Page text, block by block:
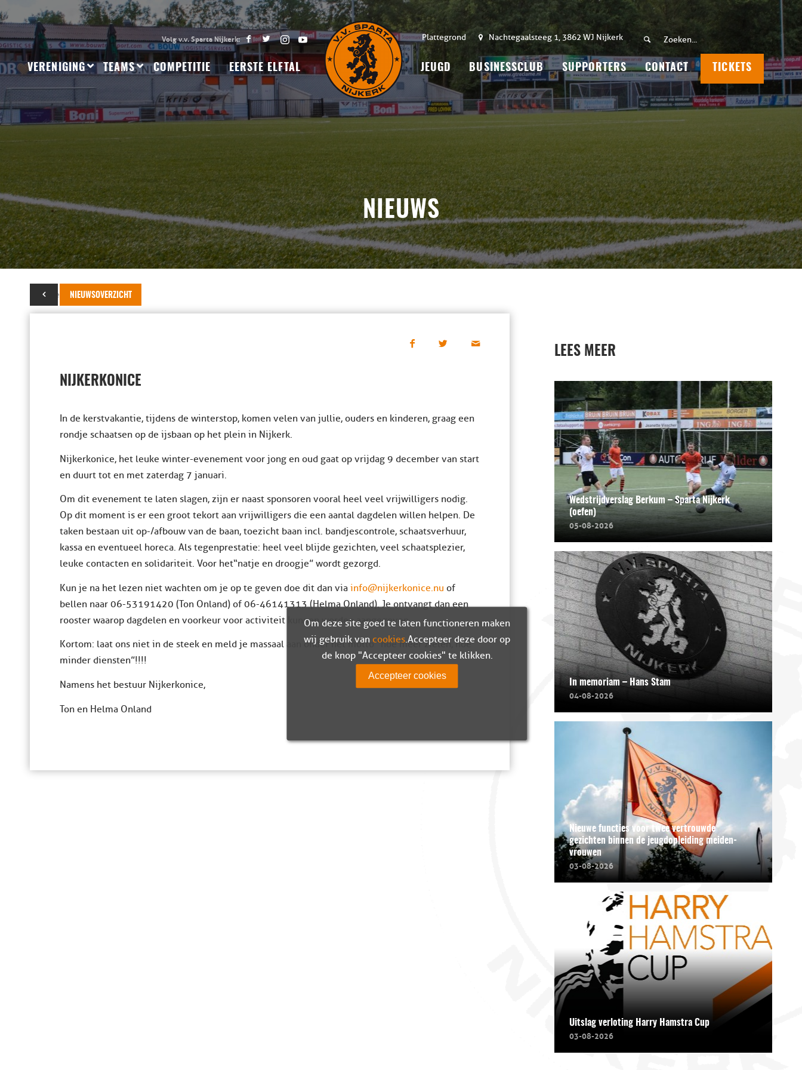
Plattegrond Nachtegaalsteeg 1, 3862 WJ Nijkerk
VERENIGING TEAMS COMPETITIE EERSTE ELFTAL JEUGD BUSINESSCLUB SUPPORTERS CONTACT TICKETS
NIEUWS
NIEUWSOVERZICHT
07 november 2016
NIJKERKONICE
In de kerstvakantie, tijdens de winterstop, komen velen van jullie, ouders en kinderen, graag een
rondje schaatsen op de ijsbaan op het plein in Nijkerk.
Nijkerkonice, het leuke winter-evenement voor jong en oud gaat op vrijdag 9 december van start
en duurt tot en met zaterdag 7 januari.
Om dit evenement te laten slagen, zijn er naast sponsoren vooral heel veel vrijwilligers nodig.
Op dit moment is er een groot tekort aan vrijwilligers die een aantal dagdelen willen helpen. De
taken bestaan uit op-/afbouw van de baan, toezicht baan incl. bandjescontrole, schaatsverhuur,
kassa en eventueel horeca. Als tegenprestatie: heel veel blijde gezichten, veel schaatsplezier,
leuke contacten en solidariteit. Voor het“natje en droogje” wordt gezorgd.
Kun je na het lezen niet wachten om je op te geven doe dit dan via info@nijkerkonice.nu of
bellen naar 06-53191420 (Ton Onland) of 06-46141313 (Helma Onland). Je ontvangt dan een
rooster waarop dagdelen en voorkeur voor activiteit kunnen worden aangegeven.
Kortom: laat ons niet in de steek en meld je massaal aan onder het motto “hoe meer zielen, hoe
minder diensten”!!!!
Namens het bestuur Nijkerkonice,
Ton en Helma Onland
LEES MEER
Wedstrijdverslag Berkum – Sparta Nijkerk
(oefen)
05-08-2026
In memoriam – Hans Stam
04-08-2026
Nieuwe functies voor twee vertrouwde
gezichten binnen de jeugdopleiding meiden-
vrouwen
03-08-2026
Uitslag verloting Harry Hamstra Cup
03-08-2026
Om deze site goed te laten functioneren maken
wij gebruik van cookies. Accepteer deze door op
de knop "Accepteer cookies" te klikken.
Accepteer cookies